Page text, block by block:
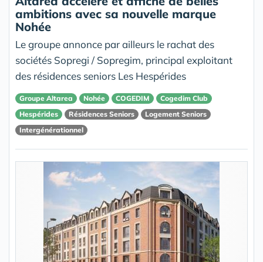
ambitions avec sa nouvelle marque
Nohée
Le groupe annonce par ailleurs le rachat des
sociétés Sopregi / Sopregim, principal exploitant
des résidences seniors Les Hespérides
Groupe Altarea Nohée COGEDIM
Cogedim Club
Hespérides
Résidences Seniors
Logement Seniors
Intergénérationnel